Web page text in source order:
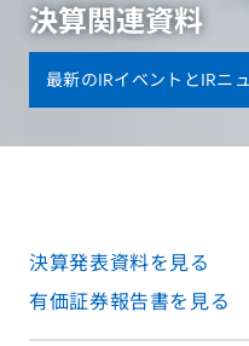
決算関連資料
最新のIRイベントとIRニ
決算発表資料を見る
有価証券報告書を見る